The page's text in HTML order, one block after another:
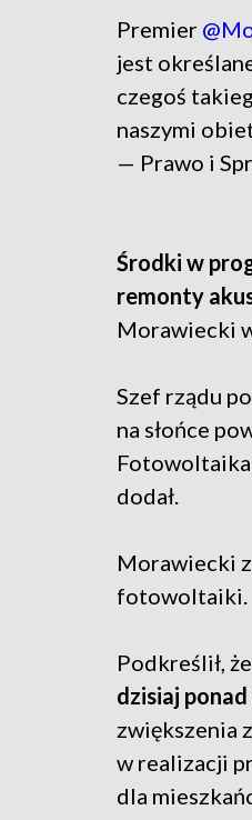
Premier
jest
czegoś
naszymi
— Prawo i
Środki w
remonty
Morawiecki
Szef rządu
na słońce
dodał.
Morawiecki
fotowoltaiki.
Podkreślił, że
dzisiaj
zwiększenia
w realizacji
dla